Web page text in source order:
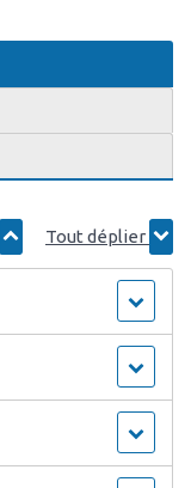
Tout déplier